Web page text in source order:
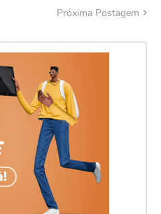
Próxima Postagem